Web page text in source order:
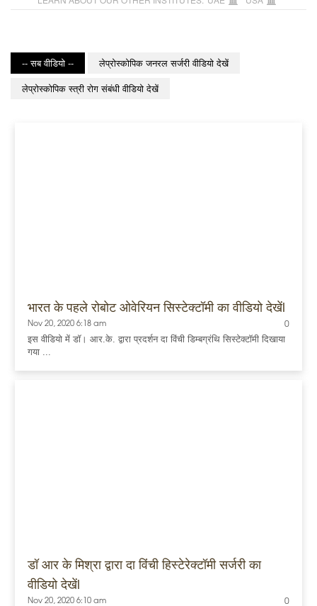
-- सब वीडियो --
लेप्रोस्कोपिक जनरल सर्जरी वीडियो देखें
लेप्रोस्कोपिक स्त्री रोग संबंधी वीडियो देखें
भारत के पहले रोबोट ओवेरियन सिस्टेक्टॉमी का वीडियो देखेंl
Nov 20, 2020 6:18 am 0
इस वीडियो में डॉ। आर.के. द्वारा प्रदर्शन दा विंची डिम्बग्रंथि सिस्टेक्टॉमी दिखाया
गया ...
डॉ आर के मिश्रा द्वारा दा विंची हिस्टेरेक्टॉमी सर्जरी का
वीडियो देखेंl
Nov 20, 2020 6:10 am 0